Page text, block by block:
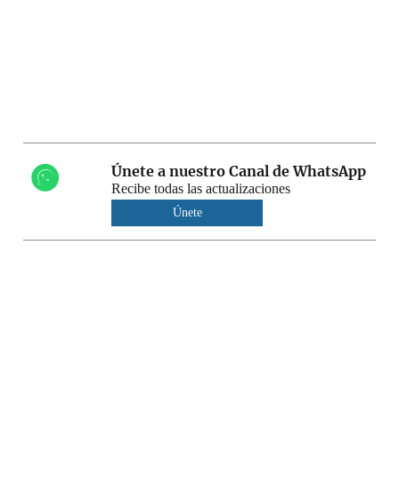
Únete a nuestro Canal de WhatsApp
Recibe todas las actualizaciones
Únete